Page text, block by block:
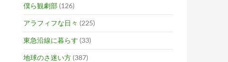
僕ら観劇部 (126)
アラフィフな日々 (225)
東急沿線に暮らす (33)
地球のさ迷い方 (387)